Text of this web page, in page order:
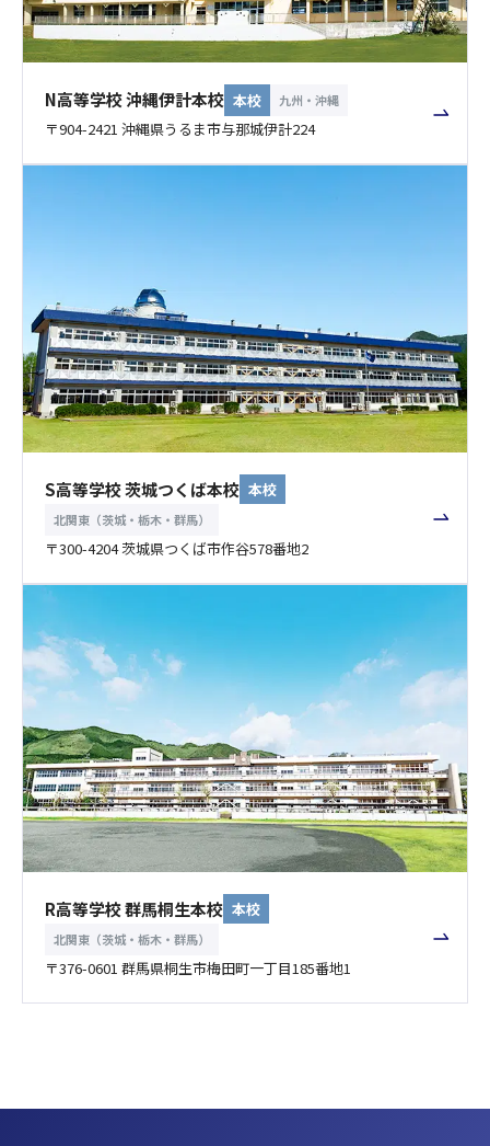
N高等学校 沖縄伊計本校 本校 九州・沖縄
〒904-2421 沖縄県うるま市与那城伊計224
S高等学校 茨城つくば本校 本校
北関東（茨城・栃木・群馬）
〒300-4204 茨城県つくば市作谷578番地2
R高等学校 群馬桐生本校 本校
北関東（茨城・栃木・群馬）
〒376-0601 群馬県桐生市梅田町一丁目185番地1